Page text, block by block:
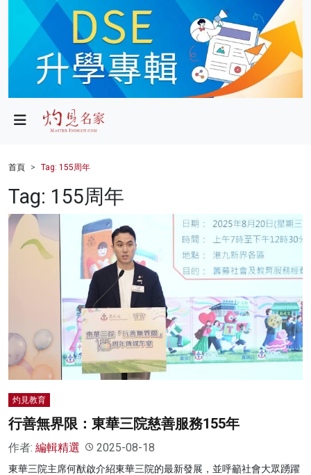
政局
財經
健康
商業
名家榜
灼見活動
首頁 Tag: 155周年
Tag: 155周年
灼見教育
行善無界限：東華三院慈善服務155年
作者: 編輯精選 2025-08-18
東華三院主席何猷啟介紹東華三院的最新發展，並呼籲社會大眾踴躍